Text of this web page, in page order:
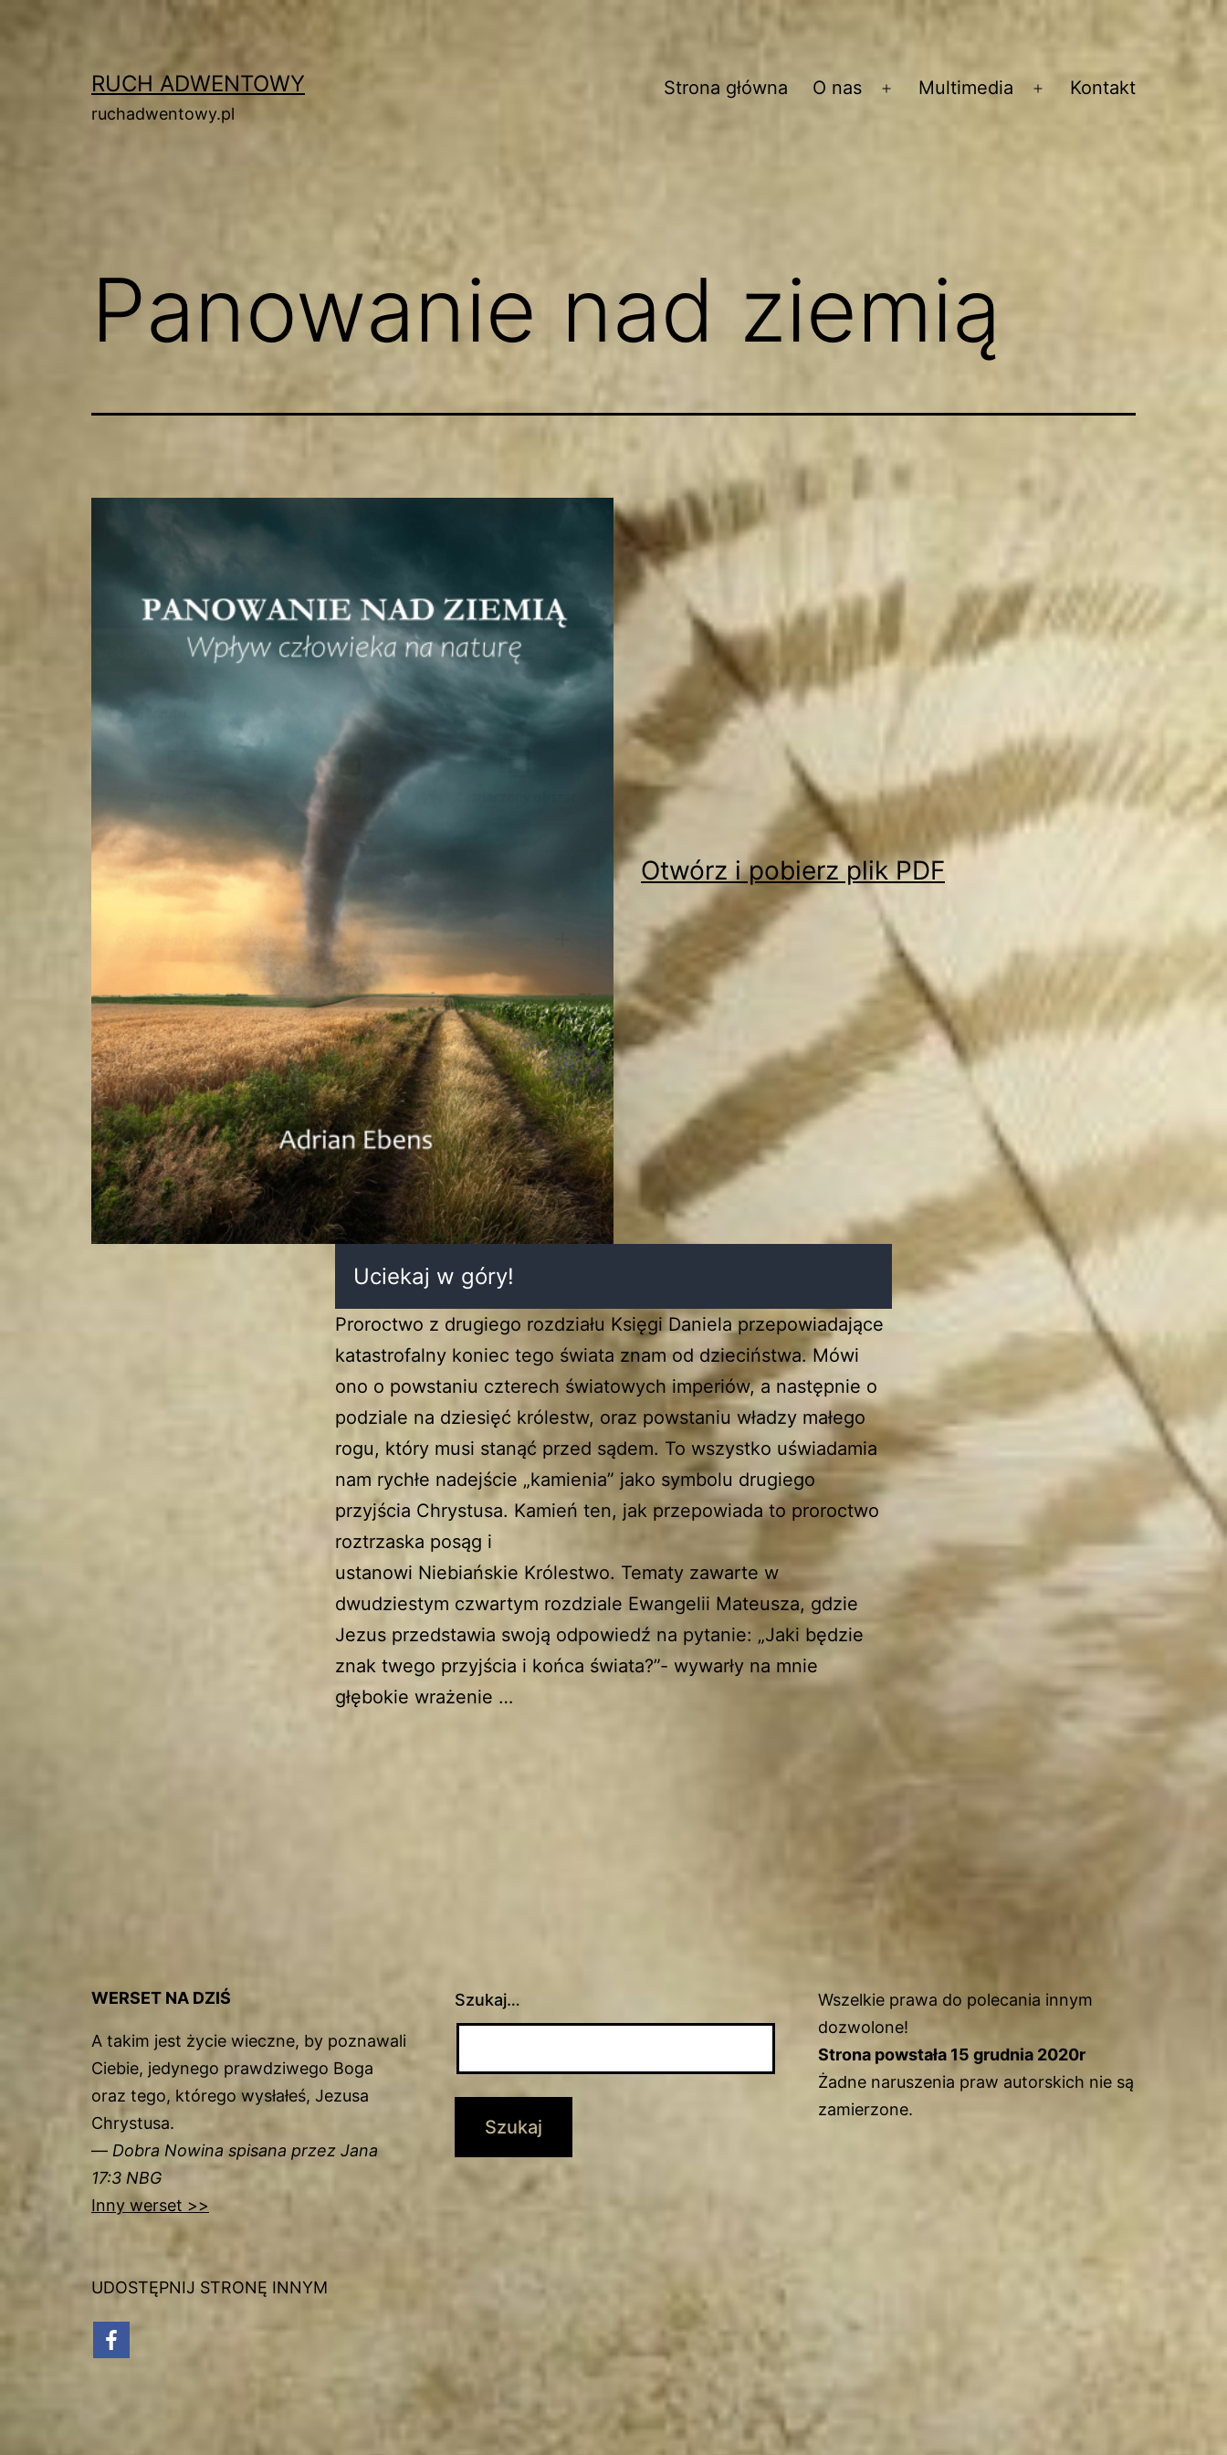
RUCH ADWENTOWY
ruchadwentowy.pl
Strona główna O nas
Rozwiń
Multimedia
Rozwiń
Kontakt
Panowanie nad ziemią
Otwórz i pobierz plik PDF
Uciekaj w góry!
Proroctwo z drugiego rozdziału Księgi Daniela przepowiadające
katastrofalny koniec tego świata znam od dzieciństwa. Mówi
ono o powstaniu czterech światowych imperiów, a następnie o
podziale na dziesięć królestw, oraz powstaniu władzy małego
rogu, który musi stanąć przed sądem. To wszystko uświadamia
nam rychłe nadejście „kamienia” jako symbolu drugiego
przyjścia Chrystusa. Kamień ten, jak przepowiada to proroctwo
roztrzaska posąg i
ustanowi Niebiańskie Królestwo. Tematy zawarte w
dwudziestym czwartym rozdziale Ewangelii Mateusza, gdzie
Jezus przedstawia swoją odpowiedź na pytanie: „Jaki będzie
znak twego przyjścia i końca świata?”- wywarły na mnie
głębokie wrażenie …
WERSET NA DZIŚ
A takim jest życie wieczne, by poznawali
Ciebie, jedynego prawdziwego Boga
oraz tego, którego wysłałeś, Jezusa
Chrystusa.
— Dobra Nowina spisana przez Jana
17:3 NBG
Inny werset >>
Szukaj…
Wszelkie prawa do polecania innym
dozwolone!
Strona powstała 15 grudnia 2020r
Żadne naruszenia praw autorskich nie są
zamierzone.
UDOSTĘPNIJ STRONĘ INNYM